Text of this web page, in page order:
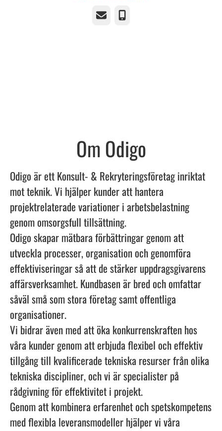
E-post Telefon
Om Odigo
Odigo är ett Konsult- & Rekryteringsföretag inriktat
mot teknik. Vi hjälper kunder att hantera
projektrelaterade variationer i arbetsbelastning
genom omsorgsfull tillsättning.
Odigo skapar mätbara förbättringar genom att
utveckla processer, organisation och genomföra
effektiviseringar så att de stärker uppdragsgivarens
affärsverksamhet. Kundbasen är bred och omfattar
såväl små som stora företag samt offentliga
organisationer.
Vi bidrar även med att öka konkurrenskraften hos
våra kunder genom att erbjuda flexibel och effektiv
tillgång till kvalificerade tekniska resurser från olika
tekniska discipliner, och vi är specialister på
rådgivning för effektivitet i projekt.
Genom att kombinera erfarenhet och spetskompetens
med flexibla leveransmodeller hjälper vi våra